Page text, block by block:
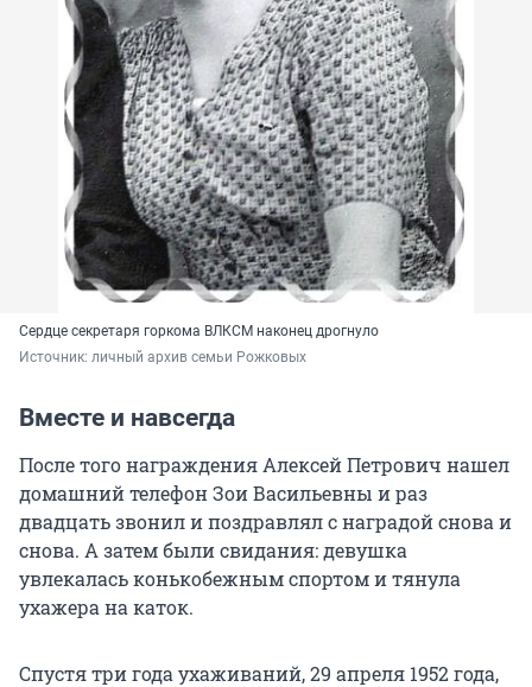
Сердце секретаря горкома ВЛКСМ наконец дрогнуло
Источник: личный архив семьи Рожковых
Вместе и навсегда
После того награждения Алексей Петрович нашел
домашний телефон Зои Васильевны и раз
двадцать звонил и поздравлял с наградой снова и
снова. А затем были свидания: девушка
увлекалась конькобежным спортом и тянула
ухажера на каток.
Спустя три года ухаживаний, 29 апреля 1952 года,